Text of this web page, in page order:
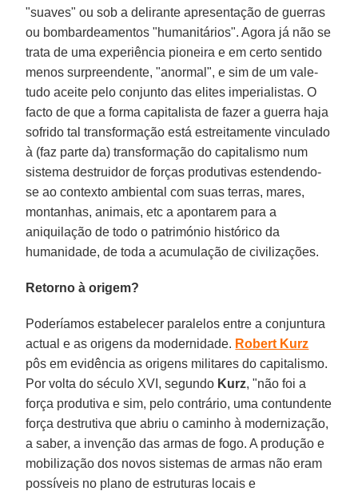
"suaves" ou sob a delirante apresentação de guerras
ou bombardeamentos "humanitários". Agora já não se
trata de uma experiência pioneira e em certo sentido
menos surpreendente, "anormal", e sim de um vale-
tudo aceite pelo conjunto das elites imperialistas. O
facto de que a forma capitalista de fazer a guerra haja
sofrido tal transformação está estreitamente vinculado
à (faz parte da) transformação do capitalismo num
sistema destruidor de forças produtivas estendendo-
se ao contexto ambiental com suas terras, mares,
montanhas, animais, etc a apontarem para a
aniquilação de todo o património histórico da
humanidade, de toda a acumulação de civilizações.
Retorno à origem?
Poderíamos estabelecer paralelos entre a conjuntura
actual e as origens da modernidade. Robert Kurz
pôs em evidência as origens militares do capitalismo.
Por volta do século XVI, segundo Kurz, "não foi a
força produtiva e sim, pelo contrário, uma contundente
força destrutiva que abriu o caminho à modernização,
a saber, a invenção das armas de fogo. A produção e
mobilização dos novos sistemas de armas não eram
possíveis no plano de estruturas locais e